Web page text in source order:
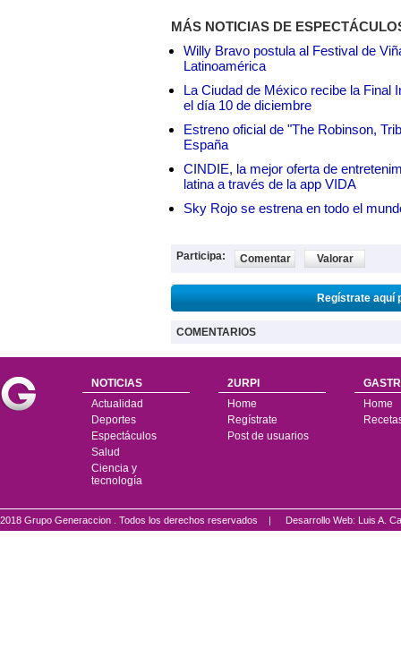
MÁS NOTICIAS DE
Willy Bravo postula al Festival de
Latinoamérica
La Ciudad de México recibe la Final
el día 10 de diciembre
Estreno oficial de "The Robinson,
España
CINDIE, la mejor oferta de
latina a través de la app VIDA
Sky Rojo se estrena en todo el
Participa: Comentar Valorar
Regístrate aquí
COMENTARIOS
NOTICIAS
Actualidad
Deportes
Espectáculos
Salud
Ciencia y
tecnología
2URPI
Home
Regístrate
Post de usuarios
Home
2018 Grupo Generaccion . Todos los derechos reservados | Desarrollo Web: Luis